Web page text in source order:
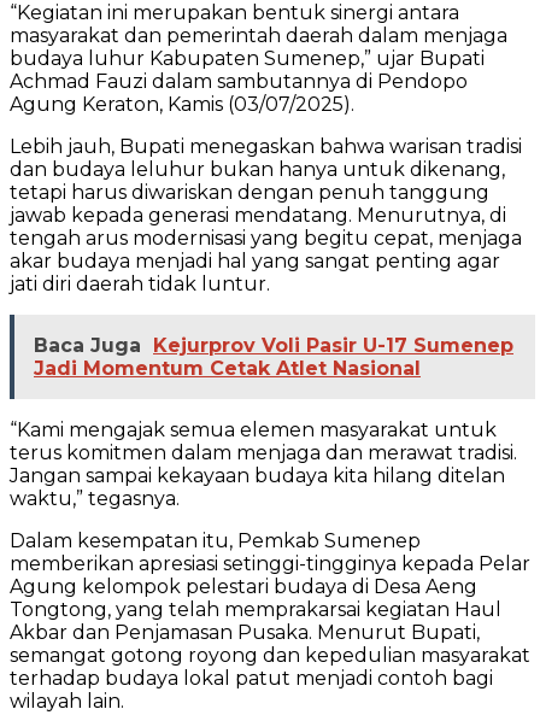
“Kegiatan ini merupakan bentuk sinergi antara
masyarakat dan pemerintah daerah dalam menjaga
budaya luhur Kabupaten Sumenep,” ujar Bupati
Achmad Fauzi dalam sambutannya di Pendopo
Agung Keraton, Kamis (03/07/2025).
Lebih jauh, Bupati menegaskan bahwa warisan tradisi
dan budaya leluhur bukan hanya untuk dikenang,
tetapi harus diwariskan dengan penuh tanggung
jawab kepada generasi mendatang. Menurutnya, di
tengah arus modernisasi yang begitu cepat, menjaga
akar budaya menjadi hal yang sangat penting agar
jati diri daerah tidak luntur.
Baca Juga
Kejurprov Voli Pasir U-17 Sumenep
Jadi Momentum Cetak Atlet Nasional
“Kami mengajak semua elemen masyarakat untuk
terus komitmen dalam menjaga dan merawat tradisi.
Jangan sampai kekayaan budaya kita hilang ditelan
waktu,” tegasnya.
Dalam kesempatan itu, Pemkab Sumenep
memberikan apresiasi setinggi-tingginya kepada Pelar
Agung kelompok pelestari budaya di Desa Aeng
Tongtong, yang telah memprakarsai kegiatan Haul
Akbar dan Penjamasan Pusaka. Menurut Bupati,
semangat gotong royong dan kepedulian masyarakat
terhadap budaya lokal patut menjadi contoh bagi
wilayah lain.